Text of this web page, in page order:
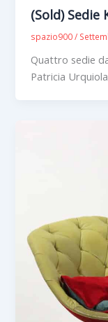
(Sold)
spazio900/
Quattro sedie
Patricia Urquiola